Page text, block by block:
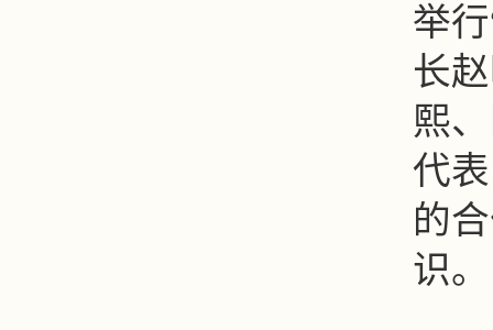
举
长
熙
代
的
识。